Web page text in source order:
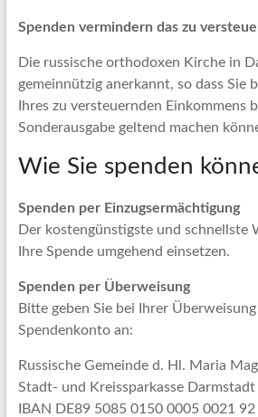
Spenden vermindern das zu
Die russische orthodoxen Kirche in
gemeinnützig anerkannt, so dass Sie
Ihres zu versteuernden Einkommens
Sonderausgabe geltend machen
Wie Sie spenden
Spenden per Einzugsermächtigung
Der kostengünstigste und schnellste
Ihre Spende umgehend einsetzen.
Spenden per Überweisung
Bitte geben Sie bei Ihrer
Spendenkonto an:
Russische Gemeinde d. Hl. Maria
Stadt- und Kreissparkasse Darmstadt
IBAN DE89 5085 0150 0005 0021 92